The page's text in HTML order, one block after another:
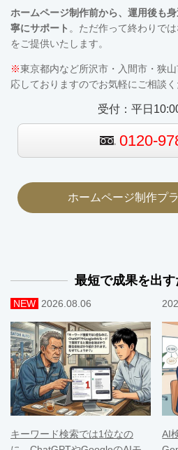
ホームページ制作前から、運用後も
寧にサポート 。ただ作って終わりで
をご提供いたします。
※東京都内など所沢市・入間市・狭
応しておりますのでお気軽にご相談く
受付：平日
0120-
ホームページ制作プ
最短で成果を出
NEW 2026.08.06
キーワード検索では1位なの
AI